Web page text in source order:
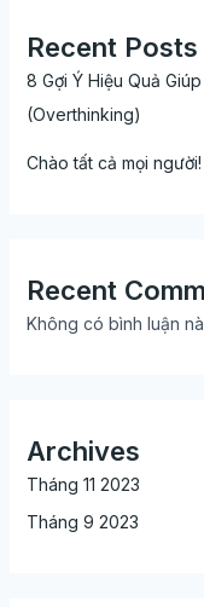
Recent Posts
8 Gợi Ý Hiệu Quả
(Overthinking)
Chào tất cả mọi người!
Recent
Không có bình luận
Archives
Tháng 11 2023
Tháng 9 2023